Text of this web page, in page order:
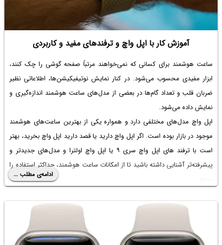
آموزش کار با اپل واچ و ترفندهای مفید و کاربردی
ساعت هوشمند برای کسانی که نمی‌خواهند مرتباً صفحه گوشی را چک کنند،
ابزار مفیدی محسوب می‌شود. در کنار نمایش نوتیفیکیشن‌ها، اطلاعاتی نظیر
ضربان قلب و تعداد گام‌ها در بعضی از مدل‌های ساعت هوشمند اندازه‌گیری و
نمایش داده می‌شود.
اپل واچ مدل‌های مختلفی دارد و همواره یکی از بهترین ساعت‌های هوشمند
موجود در بازار بوده است. اگر اپل واچ دارید یا قصد دارید اپل واچ بخرید، بهتر
است با ترفند های اپل واچ سری ۹
یا اپل واچ اولترا و مدل‌های جدیدتر و
پیشرفته‌تر آشنایی داشته باشید تا از امکانات ساعت هوشمند، حداکثر استفاده را
ببرید.
سیاره‌ی آی‌تی همراه باشید.
ادامه‌ی مطلب ...